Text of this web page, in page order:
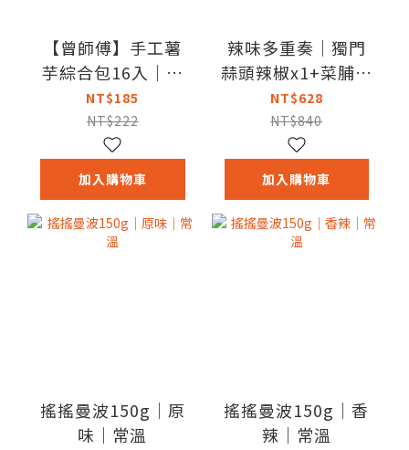
【曾師傅】手工薯
芋綜合包16入｜新
鮮製作效期為7天｜
全素＋奶素｜常溫
NT$185
NT$222
加入購物車
辣味多重奏｜獨門
蒜頭辣椒x1+菜脯辣
椒x1+搖搖曼波(原
味)x1+搖搖曼波(辣
味)x1
NT$628
NT$840
加入購物車
搖搖曼波150g｜原
味｜常溫
搖搖曼波150g｜香
辣｜常溫